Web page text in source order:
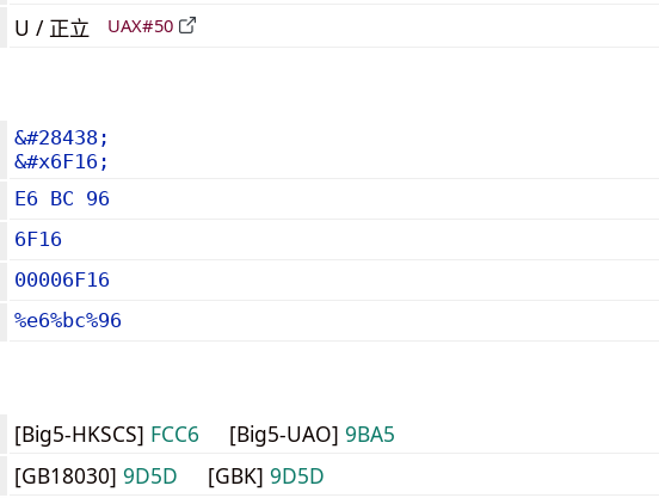
U / 正立 UAX#50
&#28438;
&#x6F16;
E6 BC 96
6F16
00006F16
%e6%bc%96
[Big5-HKSCS] FCC6 [Big5-UAO] 9BA5
[GB18030] 9D5D [GBK] 9D5D